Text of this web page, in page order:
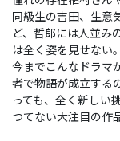
同級生の吉田、生意
ど、哲郎には人並み
は全く姿を見せない。
今までこんなドラマ
者で物語が成立する
っても、全く新しい
つてない大注目の作